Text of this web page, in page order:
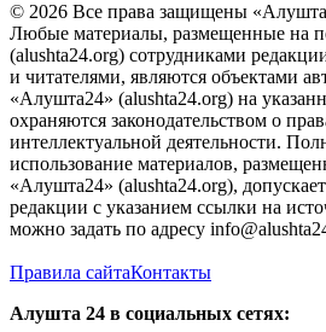
© 2026 Все права защищены
Любые материалы, размещенные на
(alushta24.org) сотрудниками
и читателями, являются объектами
«Алушта24» (alushta24.org) на
охраняются законодательством о
интеллектуальной деятельности.
использование материалов,
«Алушта24» (alushta24.org),
редакции с указанием ссылки на
можно задать по адресу
Правила сайтаКонтакты
Алушта 24 в социальных сетях: